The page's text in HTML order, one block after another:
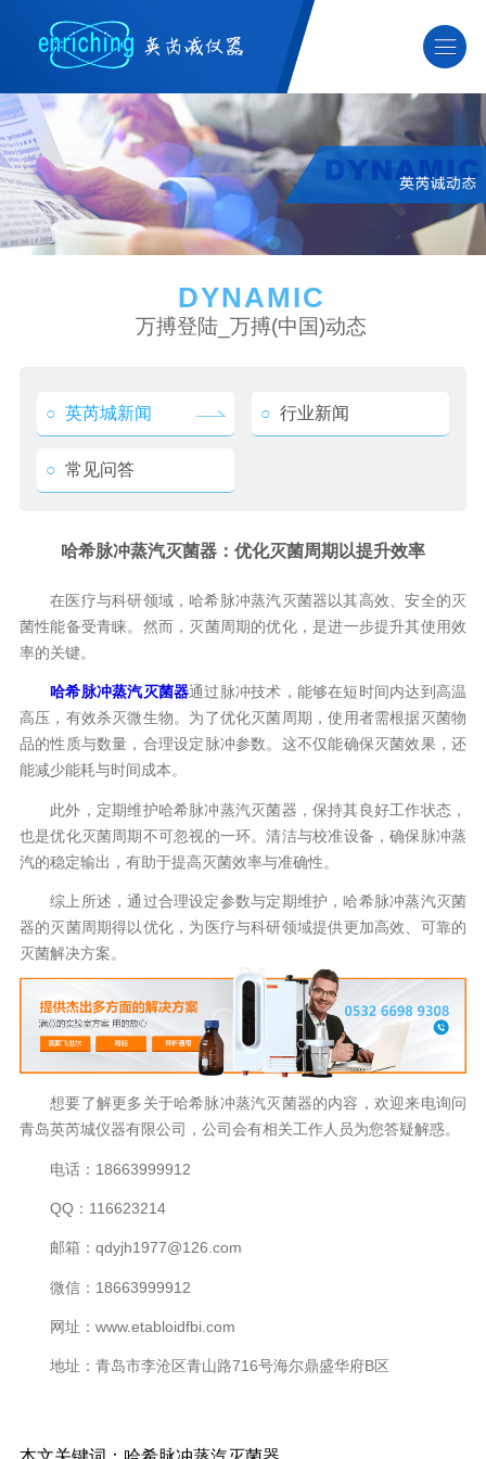
DYNAMIC
万搏登陆_万搏(中国)动态
○ 英芮城新闻 ○ 行业新闻
○ 常见问答
哈希脉冲蒸汽灭菌器：优化灭菌周期以提升效率
在医疗与科研领域，哈希脉冲蒸汽灭菌器以其高效、安全的灭
菌性能备受青睐。然而，灭菌周期的优化，是进一步提升其使用效
率的关键。
哈希脉冲蒸汽灭菌器通过脉冲技术，能够在短时间内达到高温
高压，有效杀灭微生物。为了优化灭菌周期，使用者需根据灭菌物
品的性质与数量，合理设定脉冲参数。这不仅能确保灭菌效果，还
能减少能耗与时间成本。
此外，定期维护哈希脉冲蒸汽灭菌器，保持其良好工作状态，
也是优化灭菌周期不可忽视的一环。清洁与校准设备，确保脉冲蒸
汽的稳定输出，有助于提高灭菌效率与准确性。
综上所述，通过合理设定参数与定期维护，哈希脉冲蒸汽灭菌
器的灭菌周期得以优化，为医疗与科研领域提供更加高效、可靠的
灭菌解决方案。
想要了解更多关于哈希脉冲蒸汽灭菌器的内容，欢迎来电询问
青岛英芮城仪器有限公司，公司会有相关工作人员为您答疑解惑。
电话：18663999912
QQ：116623214
邮箱：qdyjh1977@126.com
微信：18663999912
网址：www.etabloidfbi.com
地址：青岛市李沧区青山路716号海尔鼎盛华府B区